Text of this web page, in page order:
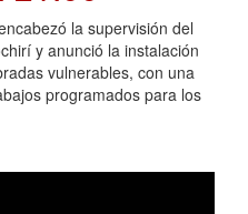
la supervisión del
y anunció la instalación
vulnerables, con una
programados para los